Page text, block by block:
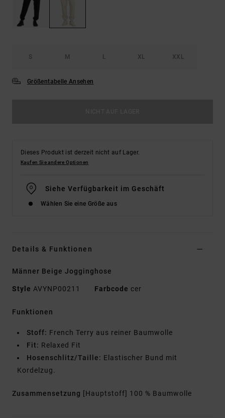
S M L XL XXL
Größentabelle Ansehen
Dieses Produkt ist derzeit nicht auf Lager.
Kaufen Sie andere Optionen
Siehe Verfügbarkeit im Geschäft
Wählen Sie eine Größe aus
Details & Funktionen
Männer Beige Jogginghose
Style AVYNP00211 Farbcode cer
Funktionen
Stoff: French Terry aus reiner Baumwolle
Fit: Relaxed Fit
Hosenschlitz/Taille: Elastischer Bund mit
Kordelzug.
Zusammensetzung [Hauptstoff] 100 % Baumwolle